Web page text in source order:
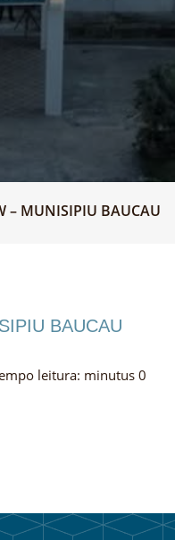
– MUNISIPIU BAUCAU
BAUCAU
leitura: minutus 0